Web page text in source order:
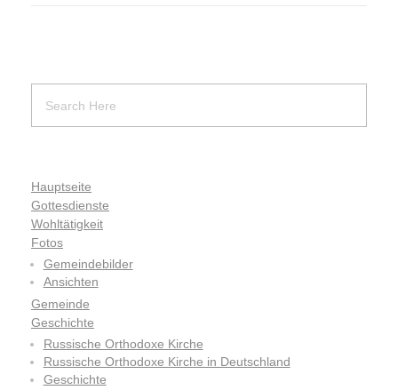
Hauptseite
Gottesdienste
Wohltätigkeit
Fotos
Gemeindebilder
Ansichten
Gemeinde
Geschichte
Russische Orthodoxe Kirche
Russische Orthodoxe Kirche in Deutschland
Geschichte